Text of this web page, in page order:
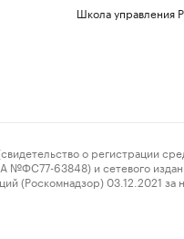
Школа управления
о регистрации
63848) и сетевого
(Роскомнадзор) 03.12.2021